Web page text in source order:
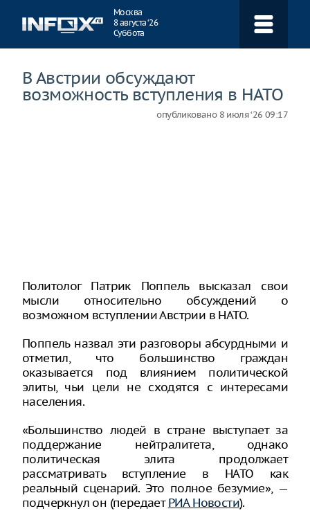
Москва
8 августа ‘26
Суббота
В Австрии обсуждают
возможность вступления в НАТО
опубликовано 8 июля ‘26 09:17
Политолог Патрик Поппель высказал свои
мысли относительно обсуждений о
возможном вступлении Австрии в НАТО.
Поппель назвал эти разговоры абсурдными и
отметил, что большинство граждан
оказывается под влиянием политической
элиты, чьи цели не сходятся с интересами
населения.
«Большинство людей в стране выступает за
поддержание нейтралитета, однако
политическая элита продолжает
рассматривать вступление в НАТО как
реальный сценарий. Это полное безумие», —
подчеркнул он (передаетРИА Новости).